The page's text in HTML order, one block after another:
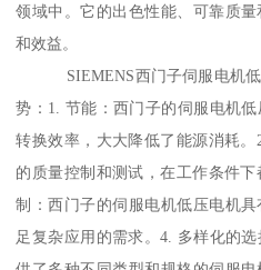
领域中。它的出色性能、可靠质
和效益。
SIEMENS西门子伺服电机低
势：1. 节能：西门子的伺服电机
转换效率，大大降低了能源消耗
的质量控制和测试，在工作条件
制：西门子的伺服电机低压电机
足复杂应用的需求。4. 多样化的